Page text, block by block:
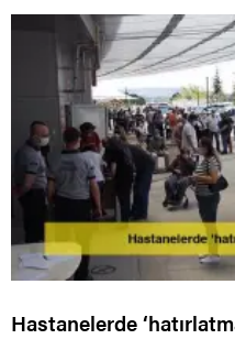
Hastanelerde